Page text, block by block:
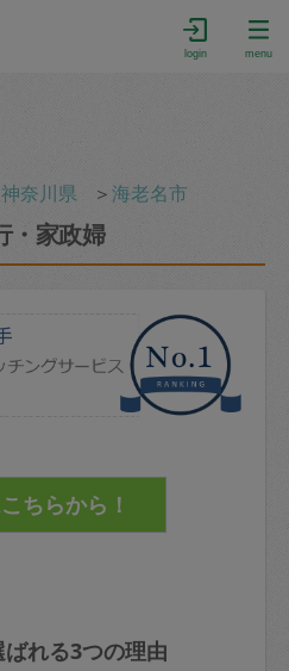
login menu
神奈川県 ＞海老名市
・家政婦
れる3つの理由